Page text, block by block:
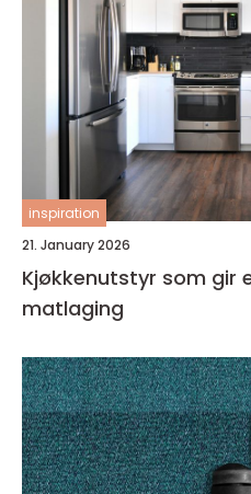
inspiration
21. January 2026
Kjøkkenutstyr som gir
matlaging